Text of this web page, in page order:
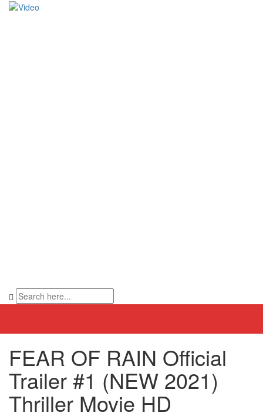
FEAR OF RAIN Official
Trailer #1 (NEW 2021)
Thriller Movie HD